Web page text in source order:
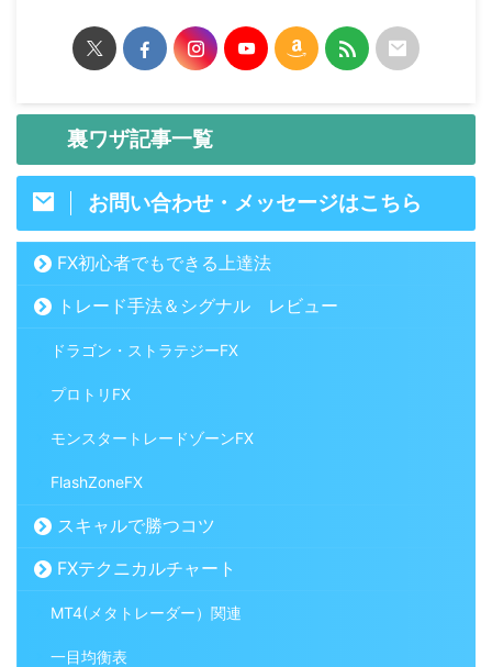
裏ワザ記事一覧
お問い合わせ・メッセージはこちら
FX初心者でもできる上達法
トレード手法＆シグナル レビュー
ドラゴン・ストラテジーFX
プロトリFX
モンスタートレードゾーンFX
FlashZoneFX
スキャルで勝つコツ
FXテクニカルチャート
MT4(メタトレーダー）関連
一目均衡表